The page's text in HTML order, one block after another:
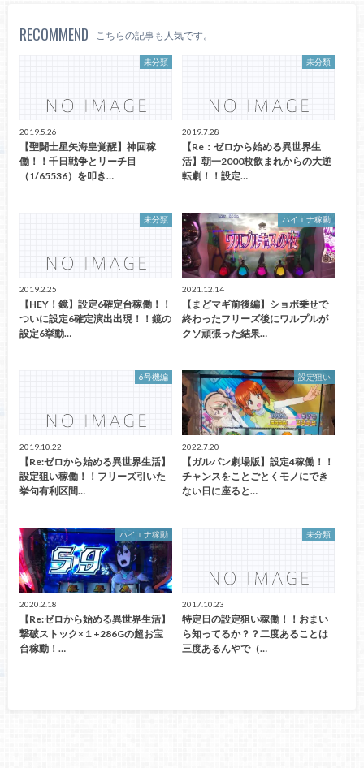
RECOMMEND こちらの記事も人気です。
未分類
2019.5.26
【聖闘士星矢海皇覚醒】神回稼
働！！千日戦争とリーチ目
（1/65536）を叩き…
未分類
2019.7.28
【Re：ゼロから始める異世界生
活】朝一2000枚飲まれからの大逆
転劇！！設定…
未分類
2019.2.25
【HEY！鏡】設定6確定台稼働！！
ついに設定6確定演出出現！！鏡の
設定6挙動…
ハイエナ稼動
2021.12.14
【まどマギ前後編】ショボ乗せで
終わったフリーズ後にワルプルが
クソ頑張った結果…
6号機編
2019.10.22
【Re:ゼロから始める異世界生活】
設定狙い稼働！！フリーズ引いた
挙句有利区間…
設定狙い
2022.7.20
【ガルパン劇場版】設定4稼働！！
チャンスをことごとくモノにでき
ない日に座ると…
ハイエナ稼動
2020.2.18
【Re:ゼロから始める異世界生活】
撃破ストック×１+286Gの超お宝
台稼動！…
未分類
2017.10.23
特定日の設定狙い稼働！！おまい
ら知ってるか？？二度あることは
三度あるんやで（…